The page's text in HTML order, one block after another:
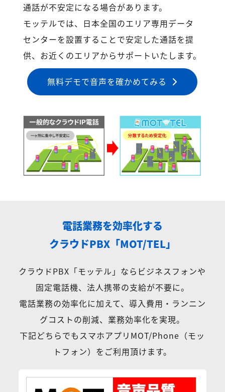
通話が不安定になる場合があります。
モッテルでは、日本全国のエリア専用データ
センターを設置することで安定した通話を提
供、お近くのエリアからサポートいたします。
無料デモで音声を確かめてみる
電話業務を効率化する
クラウドPBX「MOT/TEL」
クラウドPBX「モッテル」ならビジネスフォンや
固定電話機、法人携帯の支給が不要に。
電話業務の効率化に加えて、導入費用・ランニン
グコストの削減、業務効率化を実現。
下記どちらでもスマホアプリMOT/Phone（モッ
トフォン）をご利用頂けます。